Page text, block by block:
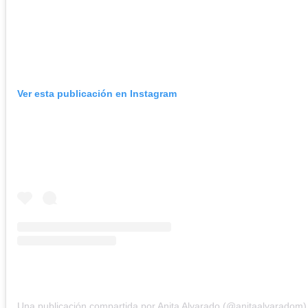
Ver esta publicación en Instagram